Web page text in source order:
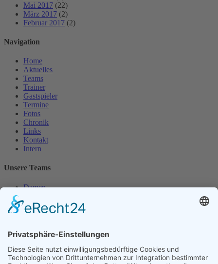
Mai 2017 (22)
März 2017 (2)
Februar 2017 (2)
Navigation
Home
Aktuelles
Teams
Trainer
Gastspieler
Termine
Fotos
Chronik
Links
Kontakt
Intern
Unsere Teams
Damen
Herren
Herren 30
Unsere Jugend
Midcourt